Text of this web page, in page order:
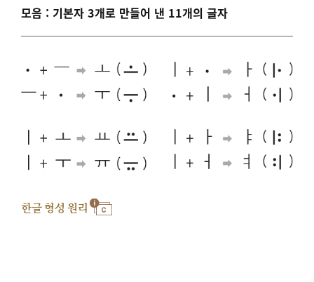
모음 : 기본자 3개로 만들어 낸 11개의 글자
한글 형성 원리